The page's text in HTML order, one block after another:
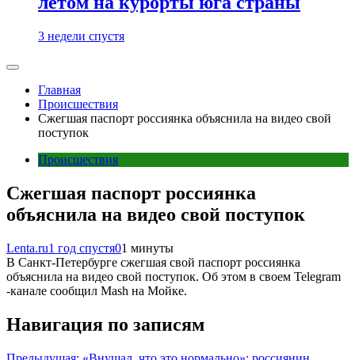
3 недели спустя
Главная
Происшествия
Сжегшая паспорт россиянка объяснила на видео свой
поступок
Происшествия
Сжегшая паспорт россиянка
объяснила на видео свой поступок
Lenta.ru1 год спустя01 минуты
В Санкт-Петербурге сжегшая свой паспорт россиянка
объяснила на видео свой поступок. Об этом в своем Telegram
-канале сообщил Mash на Мойке.
Навигация по записям